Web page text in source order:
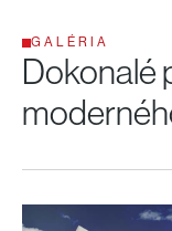
GALÉRIA
Dokonalé